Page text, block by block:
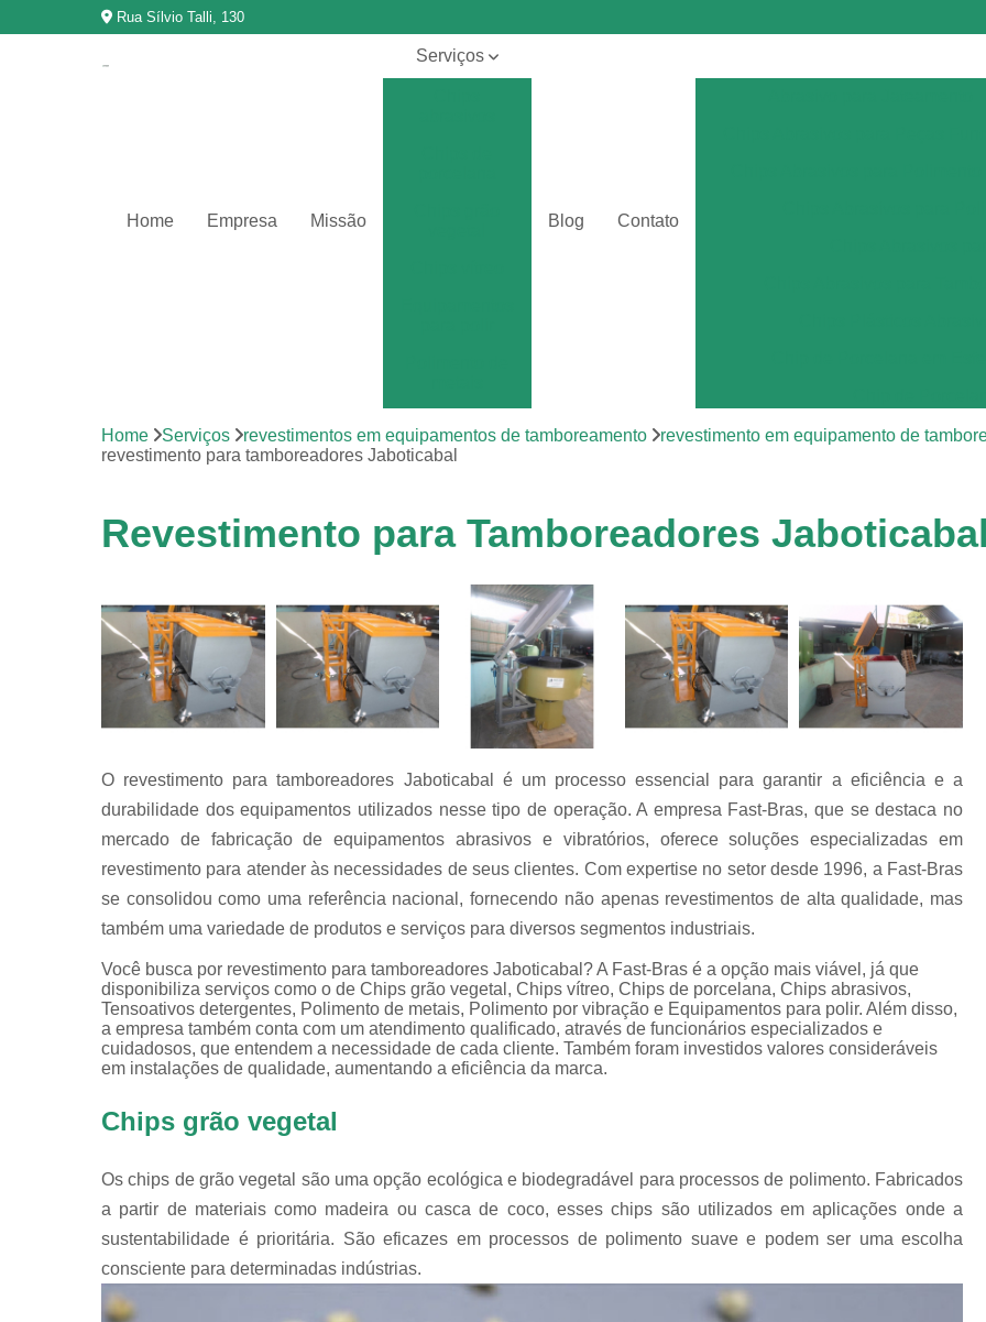
Rua Sílvio Talli, 130
Home Empresa Missão
Serviços
vibração
equipamentos
de
Tensoativos
detergentes
Blog Contato
Chip de
Polimento de
Polimento de
Polimento de
Polimento de
Chips de Espelhamento Grão
Chips Grão Vegetal de
Chips Grão Vegetal para
Chips Grão Vegetal para
Chips para Espelhamento Grão
Chips Vítreo
Chips Vítreo para
Chips Vítreo para
Chips Vítreo para
Equipamento para Polimento
Equipamento para Polir
Fabricante de Abrasivo Plástico e
Material Abrasivo para
Home Serviços revestimentos em equipamentos de tamboreamento
revestimento em equipamento de
revestimento para tamboreadores Jaboticabal
Revestimento para Tamboreadores Jaboticabal
O revestimento para tamboreadores Jaboticabal é um processo essencial para garantir a eficiência e a
durabilidade dos equipamentos utilizados nesse tipo de operação. A empresa Fast-Bras, que se destaca no
mercado de fabricação de equipamentos abrasivos e vibratórios, oferece soluções especializadas em
revestimento para atender às necessidades de seus clientes. Com expertise no setor desde 1996, a Fast-Bras
se consolidou como uma referência nacional, fornecendo não apenas revestimentos de alta qualidade, mas
também uma variedade de produtos e serviços para diversos segmentos industriais.
Você busca por revestimento para tamboreadores Jaboticabal? A Fast-Bras é a opção mais viável, já que
disponibiliza serviços como o de Chips grão vegetal, Chips vítreo, Chips de porcelana, Chips abrasivos,
Tensoativos detergentes, Polimento de metais, Polimento por vibração e Equipamentos para polir. Além disso,
a empresa também conta com um atendimento qualificado, através de funcionários especializados e
cuidadosos, que entendem a necessidade de cada cliente. Também foram investidos valores consideráveis
em instalações de qualidade, aumentando a eficiência da marca.
Chips grão vegetal
Os chips de grão vegetal são uma opção ecológica e biodegradável para processos de polimento. Fabricados
a partir de materiais como madeira ou casca de coco, esses chips são utilizados em aplicações onde a
sustentabilidade é prioritária. São eficazes em processos de polimento suave e podem ser uma escolha
consciente para determinadas indústrias.